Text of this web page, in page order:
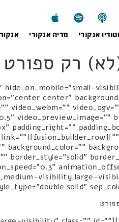
אנקורי מדיה אנקורי
רק ספורט
hide_on_mobile="small-
center"
video_webm=""
video_preview_image=""
padding_right=""
link=""
border_style="solid"
visibility,large-
solid"